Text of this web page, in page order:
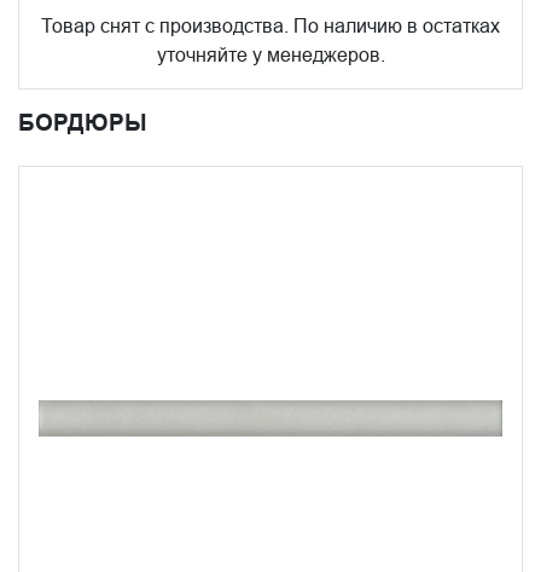
Товар снят с производства. По наличию в остатках
уточняйте у менеджеров.
БОРДЮРЫ